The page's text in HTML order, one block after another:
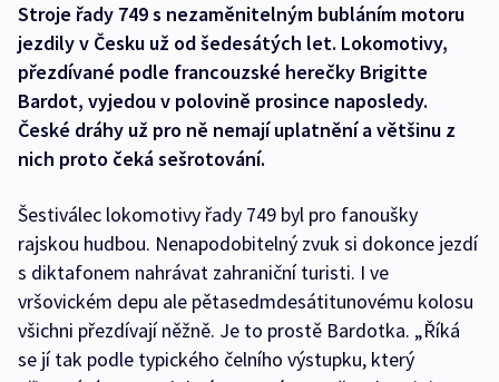
Stroje řady 749 s nezaměnitelným bubláním motoru
jezdily v Česku už od šedesátých let. Lokomotivy,
přezdívané podle francouzské herečky Brigitte
Bardot, vyjedou v polovině prosince naposledy.
České dráhy už pro ně nemají uplatnění a většinu z
nich proto čeká sešrotování.
Šestiválec lokomotivy řady 749 byl pro fanoušky
rajskou hudbou. Nenapodobitelný zvuk si dokonce jezdí
s diktafonem nahrávat zahraniční turisti. I ve
vršovickém depu ale pětasedmdesátitunovému kolosu
všichni přezdívají něžně. Je to prostě Bardotka. „Říká
se jí tak podle typického čelního výstupku, který